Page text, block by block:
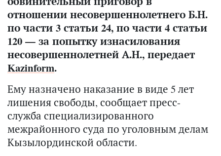
отношении несовершеннолетнего Б.Н.
по части 3 статьи 24, по части 4 статьи
120 — за попытку изнасилования
несовершеннолетней А.Н., передает
Kazinform.
Ему назначено наказание в виде 5 лет
лишения свободы, сообщает пресс-
служба специализированного
межрайонного суда по уголовным делам
Кызылординской области.